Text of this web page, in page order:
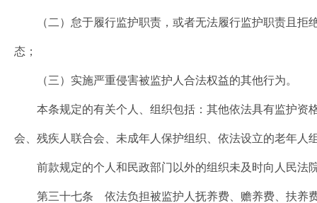
（二）怠于履行监护职责，或者无法履行监护职责且拒
态；
（三）实施严重侵害被监护人合法权益的其他行为。
本条规定的有关个人、组织包括：其他依法具有监护资
会、残疾人联合会、未成年人保护组织、依法设立的老年人
前款规定的个人和民政部门以外的组织未及时向人民法
第三十七条 依法负担被监护人抚养费、赡养费、扶养费